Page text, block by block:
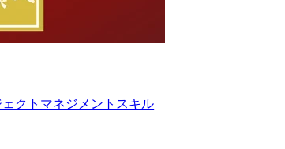
クトマネジメントスキル